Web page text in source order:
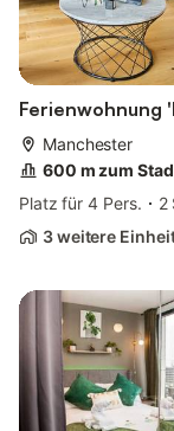
Ferienwohnung
Manchester
600 m zum
Platz für 4 Pers.
2
3 weitere